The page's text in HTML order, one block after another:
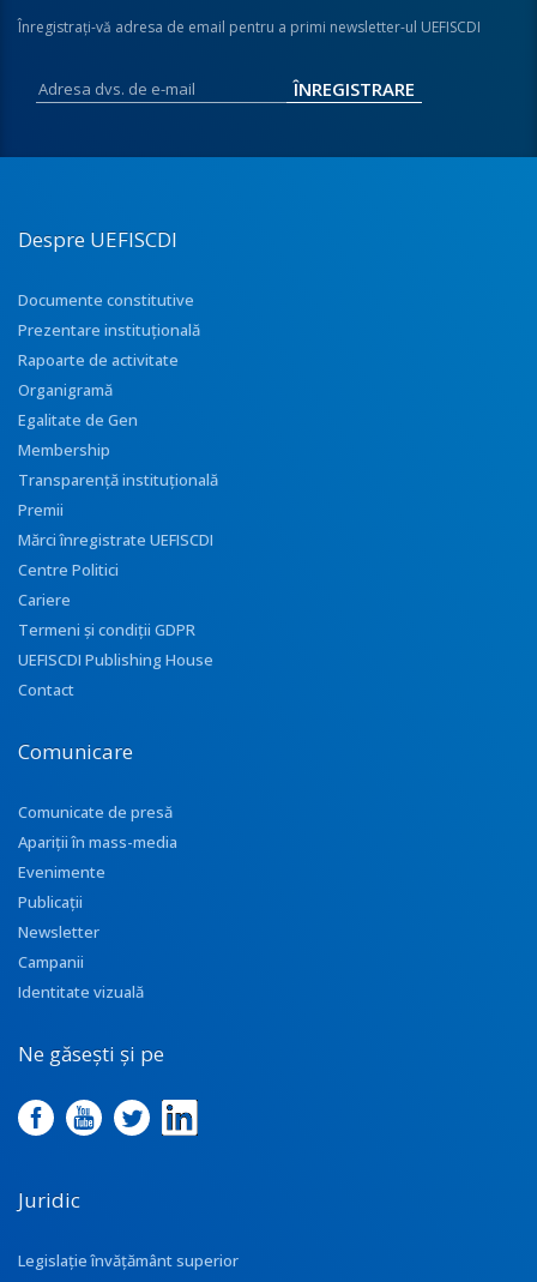
Înregistraţi-vă adresa de email pentru a primi newsletter-ul UEFISCDI
Despre UEFISCDI
Documente constitutive
Prezentare instituţională
Rapoarte de activitate
Organigramă
Egalitate de Gen
Membership
Transparenţă instituţională
Premii
Mărci înregistrate UEFISCDI
Centre Politici
Cariere
Termeni și condiții GDPR
UEFISCDI Publishing House
Contact
Comunicare
Comunicate de presă
Apariţii în mass-media
Evenimente
Publicații
Newsletter
Campanii
Identitate vizuală
Ne găsești și pe
Juridic
Legislație învățământ superior